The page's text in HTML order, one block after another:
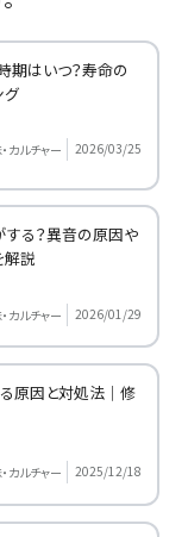
期はいつ？寿命の
グ
カルチャー 2026/03/25
する？異音の原因や
解説
カルチャー 2026/01/29
原因と対処法｜修
カルチャー 2025/12/18